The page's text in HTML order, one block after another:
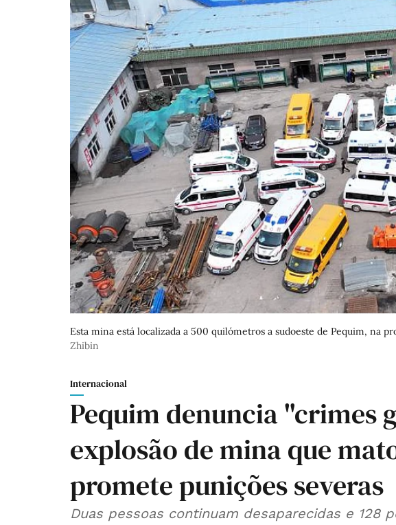
Esta mina está localizada a 500 quilómetros a sudoeste de Pequim, na
Zhibin
Internacional
Pequim denuncia "crimes
explosão de mina que
promete punições severas
Duas pessoas continuam desaparecidas e 128